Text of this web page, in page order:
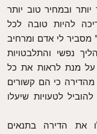
ובמחיר טוב יותר
להיות טובה לכל
מסביר לי אדם ומרחיב
נפשי והתלבטויות
על מנת לראות את כל
כי הם קשורים
לטעויות שיעלו
את הדירה בתנאים